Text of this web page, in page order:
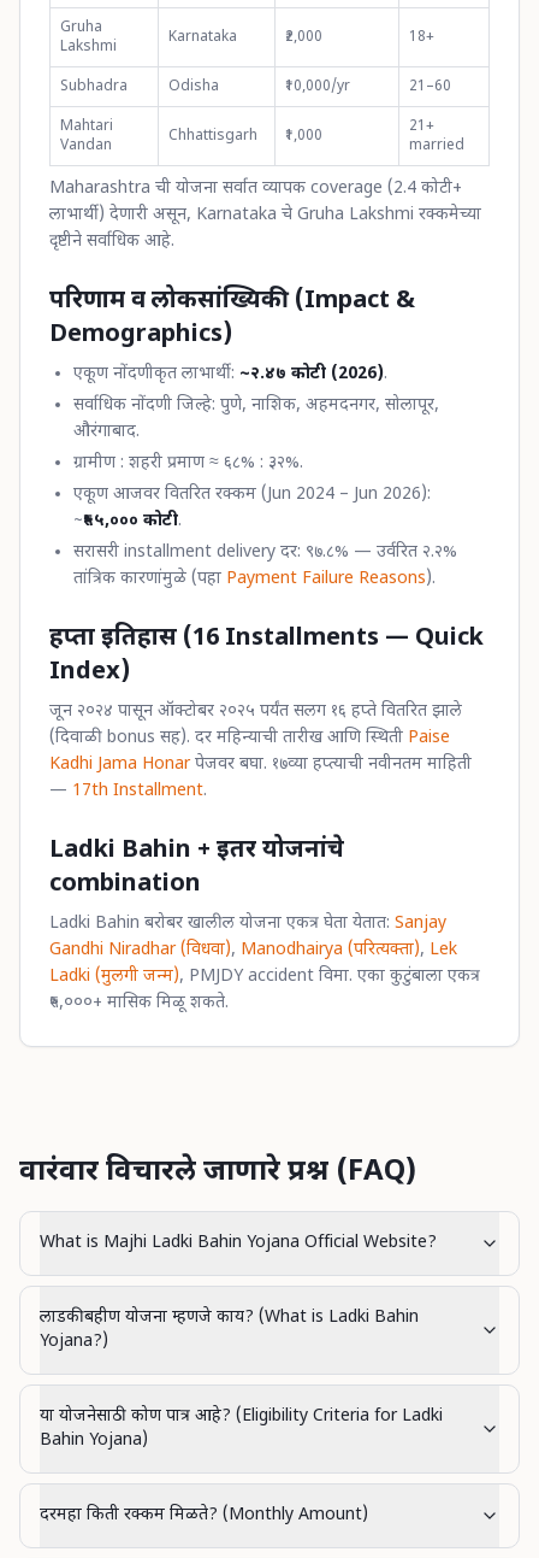
Gruha
Lakshmi
Karnataka ₹2,000 18+
Subhadra Odisha ₹10,000/yr 21–60
Mahtari
Vandan
Chhattisgarh ₹1,000
21+
married
Maharashtra ची योजना सर्वात व्यापक coverage (2.4 कोटी+
लाभार्थी) देणारी असून, Karnataka चे Gruha Lakshmi रक्कमेच्या
दृष्टीने सर्वाधिक आहे.
परिणाम व लोकसांख्यिकी (Impact &
Demographics)
एकूण नोंदणीकृत लाभार्थी: ~२.४७ कोटी (2026).
सर्वाधिक नोंदणी जिल्हे: पुणे, नाशिक, अहमदनगर, सोलापूर,
औरंगाबाद.
ग्रामीण : शहरी प्रमाण ≈ ६८% : ३२%.
एकूण आजवर वितरित रक्कम (Jun 2024 – Jun 2026):
~₹५५,००० कोटी.
सरासरी installment delivery दर: ९७.८% — उर्वरित २.२%
तांत्रिक कारणांमुळे (पहा Payment Failure Reasons).
हप्ता इतिहास (16 Installments — Quick
Index)
जून २०२४ पासून ऑक्टोबर २०२५ पर्यंत सलग १६ हप्ते वितरित झाले
(दिवाळी bonus सह). दर महिन्याची तारीख आणि स्थिती Paise
Kadhi Jama Honarपेजवर बघा. १७व्या हप्त्याची नवीनतम माहिती
— 17th Installment.
Ladki Bahin + इतर योजनांचे
combination
Ladki Bahin बरोबर खालील योजना एकत्र घेता येतात: Sanjay
Gandhi Niradhar (विधवा), Manodhairya (परित्यक्ता), Lek
Ladki (मुलगी जन्म), PMJDY accident विमा. एका कुटुंबाला एकत्र
₹५,०००+ मासिक मिळू शकते.
वारंवार विचारले जाणारे प्रश्न (FAQ)
What is Majhi Ladki Bahin Yojana Official Website?
लाडकी बहीण योजना म्हणजे काय? (What is Ladki Bahin
Yojana?)
या योजनेसाठी कोण पात्र आहे? (Eligibility Criteria for Ladki
Bahin Yojana)
दरमहा किती रक्कम मिळते? (Monthly Amount)